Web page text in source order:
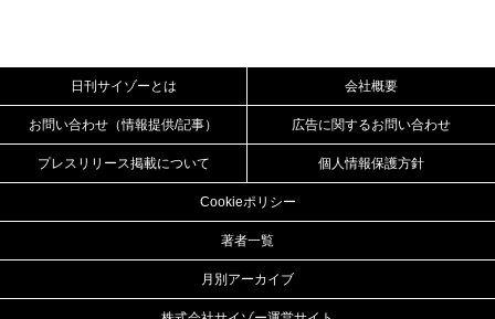
日刊サイゾーとは 会社概要
お問い合わせ（情報提供/記事） 広告に関するお問い合わせ
プレスリリース掲載について 個人情報保護方針
Cookieポリシー
著者一覧
月別アーカイブ